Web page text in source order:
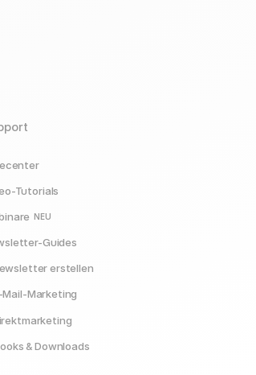
Tutorials
NEU
Guides
erstellen
Mail-Marketing
& Downloads